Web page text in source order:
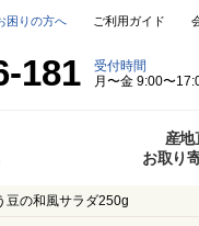
181
受付時間
月〜金 9:00〜
困りの方へ ご利用ガイド
産地
お取り
豆の和風サラダ250g